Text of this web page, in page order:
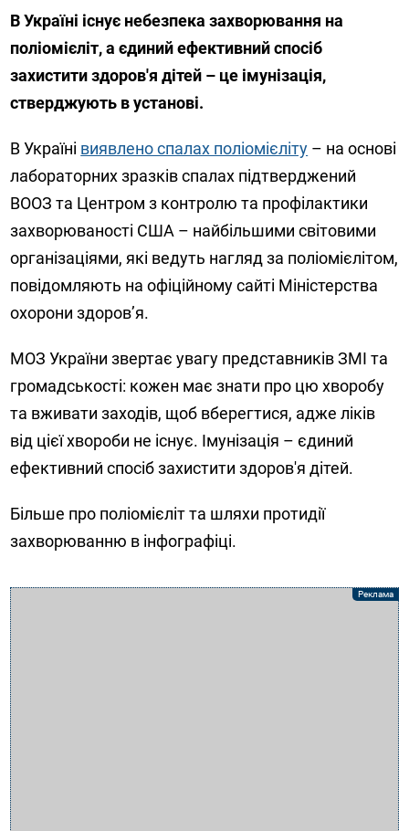
В Україні існує небезпека захворювання на
поліомієліт, а єдиний ефективний спосіб
захистити здоров'я дітей – це імунізація,
стверджують в установі.
В Україні виявлено спалах поліомієліту – на основі
лабораторних зразків спалах підтверджений
ВООЗ та Центром з контролю та профілактики
захворюваності США – найбільшими світовими
організаціями, які ведуть нагляд за поліомієлітом,
повідомляють на офіційному сайті Міністерства
охорони здоров’я.
МОЗ України звертає увагу представників ЗМІ та
громадськості: кожен має знати про цю хворобу
та вживати заходів, щоб вберегтися, адже ліків
від цієї хвороби не існує. Імунізація – єдиний
ефективний спосіб захистити здоров'я дітей.
Більше про поліомієліт та шляхи протидії
захворюванню в інфографіці.